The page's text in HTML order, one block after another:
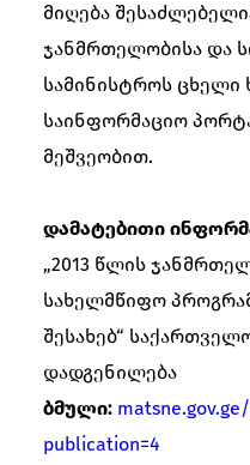
მიღება
ჯანმრთელობისა და
სამინისტროს ცხელი
საინფორმაციო
მეშვეობით.
დამატებითი
„2013 წლის
სახელმწიფო
შესახებ“
დადგენილება
ბმული:
publication=4